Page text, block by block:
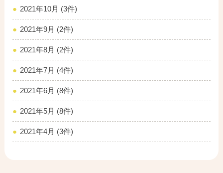
2021年10月 (3件)
2021年9月 (2件)
2021年8月 (2件)
2021年7月 (4件)
2021年6月 (8件)
2021年5月 (8件)
2021年4月 (3件)